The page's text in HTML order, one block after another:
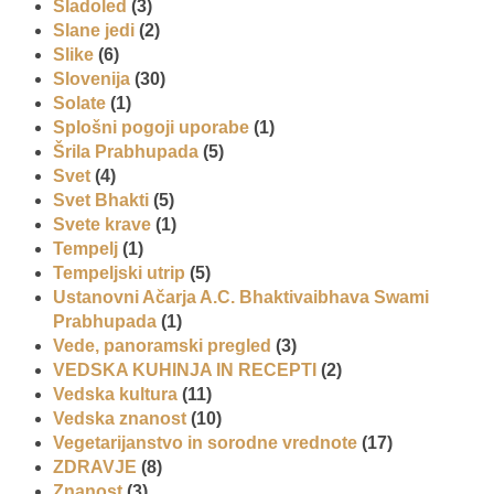
Sladoled (3)
Slane jedi (2)
Slike (6)
Slovenija (30)
Solate (1)
Splošni pogoji uporabe (1)
Šrila Prabhupada (5)
Svet (4)
Svet Bhakti (5)
Svete krave (1)
Tempelj (1)
Tempeljski utrip (5)
Ustanovni Ačarja A.C. Bhaktivaibhava Swami
Prabhupada (1)
Vede, panoramski pregled (3)
VEDSKA KUHINJA IN RECEPTI (2)
Vedska kultura (11)
Vedska znanost (10)
Vegetarijanstvo in sorodne vrednote (17)
ZDRAVJE (8)